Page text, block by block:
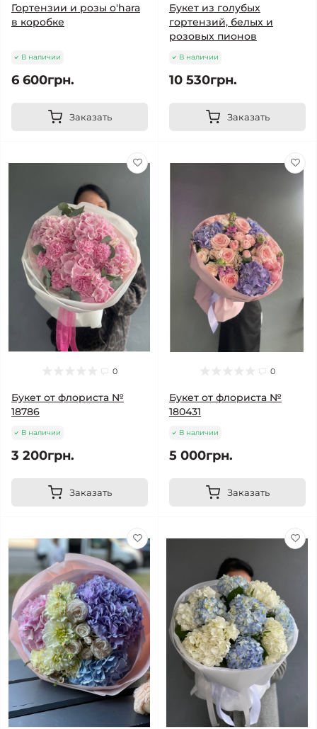
Гортензии и розы o'hara
в коробке
В наличии
6 600грн.
Заказать
Букет из голубых
гортензий, белых и
розовых пионов
В наличии
10 530грн.
Заказать
0
Букет от флориста №
18786
В наличии
3 200грн.
Заказать
0
Букет от флориста №
180431
В наличии
5 000грн.
Заказать